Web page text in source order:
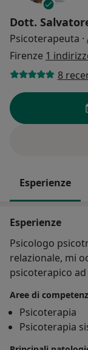
Dott.
Psicoterapeuta ·
Firenze 1
8
Esperienze
Esperienze
Psicologo psicotrapeuta ad indirizzo sistemico
relazionale, mi
psicoterapico
Aree di
Psicoterapia
Psicoterapia